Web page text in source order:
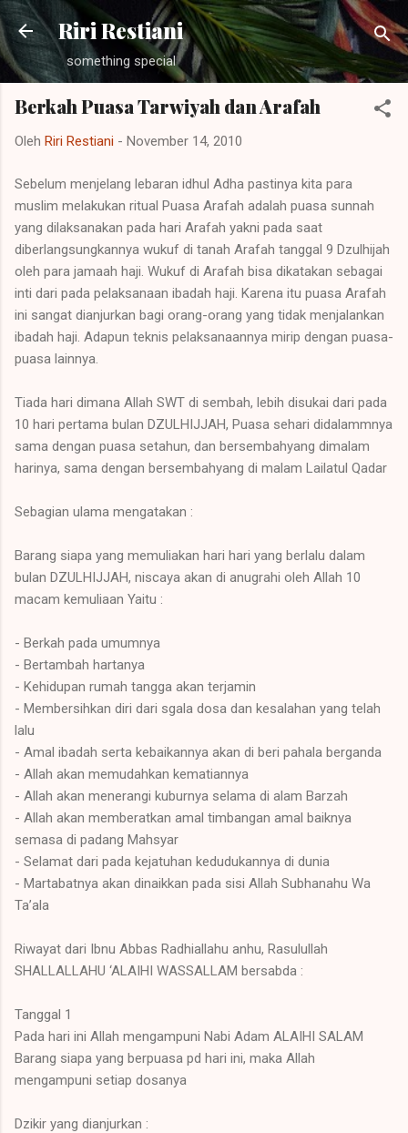
Langsung ke konten utama
Riri Restiani
something special
Berkah Puasa Tarwiyah dan Arafah
Oleh Riri Restiani - November 14, 2010
Sebelum menjelang lebaran idhul Adha pastinya kita para
muslim melakukan ritual Puasa Arafah adalah puasa sunnah
yang dilaksanakan pada hari Arafah yakni pada saat
diberlangsungkannya wukuf di tanah Arafah tanggal 9 Dzulhijah
oleh para jamaah haji. Wukuf di Arafah bisa dikatakan sebagai
inti dari pada pelaksanaan ibadah haji. Karena itu puasa Arafah
ini sangat dianjurkan bagi orang-orang yang tidak menjalankan
ibadah haji. Adapun teknis pelaksanaannya mirip dengan puasa-
puasa lainnya.
Tiada hari dimana Allah SWT di sembah, lebih disukai dari pada
10 hari pertama bulan DZULHIJJAH, Puasa sehari didalammnya
sama dengan puasa setahun, dan bersembahyang dimalam
harinya, sama dengan bersembahyang di malam Lailatul Qadar
Sebagian ulama mengatakan :
Barang siapa yang memuliakan hari hari yang berlalu dalam
bulan DZULHIJJAH, niscaya akan di anugrahi oleh Allah 10
macam kemuliaan Yaitu :
- Berkah pada umumnya
- Bertambah hartanya
- Kehidupan rumah tangga akan terjamin
- Membersihkan diri dari sgala dosa dan kesalahan yang telah
lalu
- Amal ibadah serta kebaikannya akan di beri pahala berganda
- Allah akan memudahkan kematiannya
- Allah akan menerangi kuburnya selama di alam Barzah
- Allah akan memberatkan amal timbangan amal baiknya
semasa di padang Mahsyar
- Selamat dari pada kejatuhan kedudukannya di dunia
- Martabatnya akan dinaikkan pada sisi Allah Subhanahu Wa
Ta’ala
Riwayat dari Ibnu Abbas Radhiallahu anhu, Rasulullah
SHALLALLAHU ‘ALAIHI WASSALLAM bersabda :
Tanggal 1
Pada hari ini Allah mengampuni Nabi Adam ALAIHI SALAM
Barang siapa yang berpuasa pd hari ini, maka Allah
mengampuni setiap dosanya
Dzikir yang dianjurkan :